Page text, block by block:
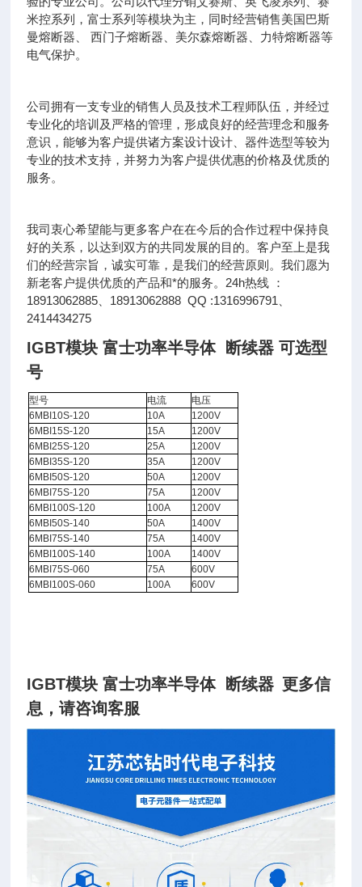
米控系列，富士系列等模块为主，同时经营销售美国巴斯
曼熔断器、 西门子熔断器、美尔森熔断器、力特熔断器等
电气保护。
公司拥有一支专业的销售人员及技术工程师队伍，并经过
专业化的培训及严格的管理，形成良好的经营理念和服务
意识，能够为客户提供诸方案设计设计、器件选型等较为
专业的技术支持，并努力为客户提供优惠的价格及优质的
服务。
我司衷心希望能与更多客户在在今后的合作过程中保持良
好的关系，以达到双方的共同发展的目的。客户至上是我
们的经营宗旨，诚实可靠，是我们的经营原则。我们愿为
新老客户提供优质的产品和*的服务。24h热线 ：
18913062885、18913062888 QQ :1316996791、
2414434275
IGBT模块 富士功率半导体 断续器可选型
号
型号 电流
电压
6MBI10S-120
10A
1200V
6MBI15S-120
15A
1200V
6MBI25S-120
25A
1200V
6MBI35S-120
35A
1200V
6MBI50S-120
50A
1200V
6MBI75S-120
75A
1200V
6MBI100S-120
100A
1200V
6MBI50S-140
50A
1400V
6MBI75S-140
75A
1400V
6MBI100S-140
100A
1400V
6MBI75S-060
75A
600V
6MBI100S-060
100A 600V
IGBT模块 富士功率半导体 断续器 更多信
息，请咨询客服